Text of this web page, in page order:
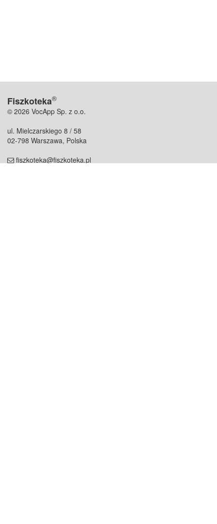
Fiszkoteka®
© 2026 VocApp Sp. z o.o.
ul. Mielczarskiego 8 / 58
02-798 Warszawa, Polska
fiszkoteka@fiszkoteka.pl